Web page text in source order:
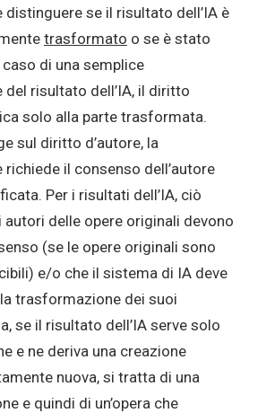
distinguere se il risultato dell’IA è
trasformato o se è stato
caso di una semplice
risultato dell’IA, il diritto
solo alla parte trasformata.
sul diritto d’autore, la
il consenso dell’autore
Per i risultati dell’IA, ciò
delle opere originali devono
(se le opere originali sono
e/o che il sistema di IA deve
trasformazione dei suoi
se il risultato dell’IA serve solo
e ne deriva una creazione
nuova, si tratta di una
e quindi di un’opera che